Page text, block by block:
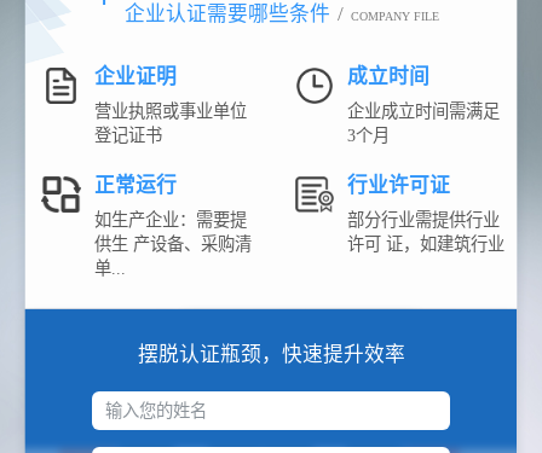
企业认证需要哪些条件 / COMPANY FILE
企业证明
营业执照或事业单位
登记证书
成立时间
企业成立时间需满足
3个月
正常运行
如生产企业：需要提
供生 产设备、采购清
单...
行业许可证
部分行业需提供行业
许可 证，如建筑行业
摆脱认证瓶颈，快速提升效率
输入您的姓名